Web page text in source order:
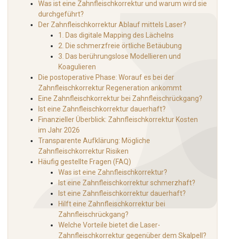
Was ist eine Zahnfleischkorrektur und warum wird sie
durchgeführt?
Der Zahnfleischkorrektur Ablauf mittels Laser?
1. Das digitale Mapping des Lächelns
2. Die schmerzfreie örtliche Betäubung
3. Das berührungslose Modellieren und
Koagulieren
Die postoperative Phase: Worauf es bei der
Zahnfleischkorrektur Regeneration ankommt
Eine Zahnfleischkorrektur bei Zahnfleischrückgang?
Ist eine Zahnfleischkorrektur dauerhaft?
Finanzieller Überblick: Zahnfleischkorrektur Kosten
im Jahr 2026
Transparente Aufklärung: Mögliche
Zahnfleischkorrektur Risiken
Häufig gestellte Fragen (FAQ)
Was ist eine Zahnfleischkorrektur?
Ist eine Zahnfleischkorrektur schmerzhaft?
Ist eine Zahnfleischkorrektur dauerhaft?
Hilft eine Zahnfleischkorrektur bei
Zahnfleischrückgang?
Welche Vorteile bietet die Laser-
Zahnfleischkorrektur gegenüber dem Skalpell?